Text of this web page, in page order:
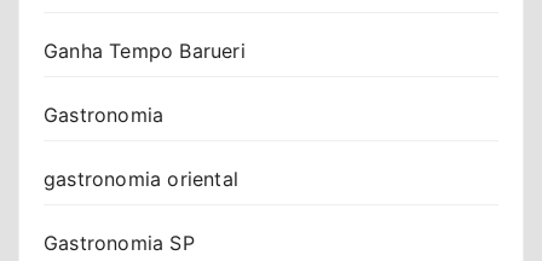
Ganha Tempo Barueri
Gastronomia
gastronomia oriental
Gastronomia SP